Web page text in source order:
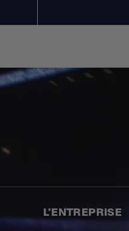
L'ENTREPRISE